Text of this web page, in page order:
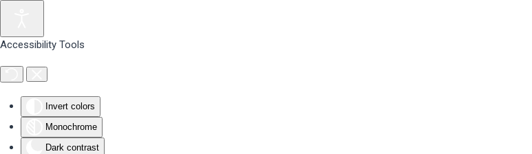
Accessibility Tools
Invert colors
Monochrome
Dark contrast
Skip to main content